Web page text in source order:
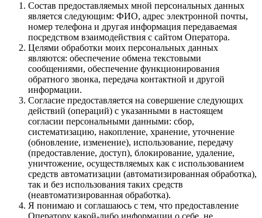
Состав предоставляемых мной персональных данных
является следующим: ФИО, адрес электронной почты,
номер телефона и другая информация передаваемая
посредством взаимодействия с сайтом Оператора.
Целями обработки моих персональных данных
являются: обеспечение обмена текстовыми
сообщениями, обеспечение функционирования
обратного звонка, передача контактной и другой
информации.
Согласие предоставляется на совершение следующих
действий (операций) с указанными в настоящем
согласии персональными данными: сбор,
систематизацию, накопление, хранение, уточнение
(обновление, изменение), использование, передачу
(предоставление, доступ), блокирование, удаление,
уничтожение, осуществляемых как с использованием
средств автоматизации (автоматизированная обработка),
так и без использования таких средств
(неавтоматизированная обработка).
Я понимаю и соглашаюсь с тем, что предоставление
Оператору какой-либо информации о себе, не